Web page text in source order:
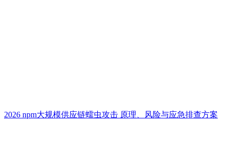
2026 npm大规模供应链蠕虫攻击 原理、风险与应急排查方案